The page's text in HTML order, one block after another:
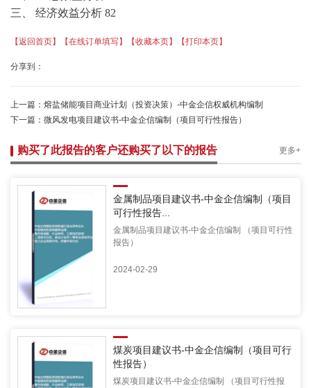
三、
经济效益分析 82
【返回首页】 【在线订单填写】 【收藏本页】 【打印本页】
分享到：
上一篇： 熔盐储能项目商业计划（投资决策）-中金企信权威机构编制
下一篇： 微风发电项目建议书-中金企信编制（项目可行性报告）
购买了此报告的客户还购买了以下的报告 更多+
金属制品项目建议书-中金企信编制（项目
可行性报告...
金属制品项目建议书-中金企信编制 （项目可行性
报告）
2024-02-29
煤炭项目建议书-中金企信编制（项目可行
性报告）
煤炭项目建议书-中金企信编制 （项目可行性报